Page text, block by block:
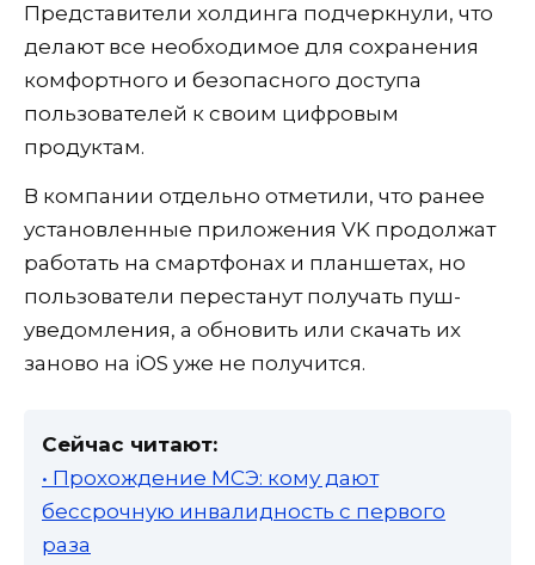
Представители холдинга подчеркнули, что
делают все необходимое для сохранения
комфортного и безопасного доступа
пользователей к своим цифровым
продуктам.
В компании отдельно отметили, что ранее
установленные приложения VK продолжат
работать на смартфонах и планшетах, но
пользователи перестанут получать пуш-
уведомления, а обновить или скачать их
заново на iOS уже не получится.
Сейчас читают:
• Прохождение МСЭ: кому дают
бессрочную инвалидность с первого
раза